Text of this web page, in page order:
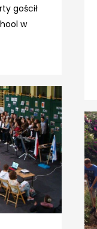
gościł
w